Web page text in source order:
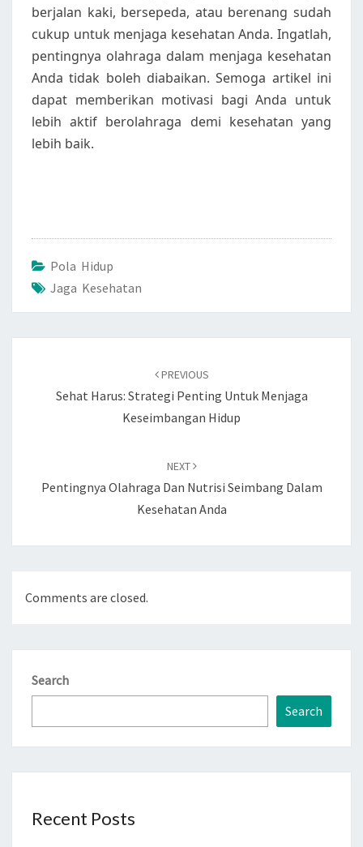
berjalan kaki, bersepeda, atau berenang sudah
cukup untuk menjaga kesehatan Anda. Ingatlah,
pentingnya olahraga dalam menjaga kesehatan
Anda tidak boleh diabaikan. Semoga artikel ini
dapat memberikan motivasi bagi Anda untuk
lebih aktif berolahraga demi kesehatan yang
lebih baik.
Pola Hidup
Jaga Kesehatan
PREVIOUS
Sehat Harus: Strategi Penting Untuk Menjaga
Keseimbangan Hidup
NEXT
Pentingnya Olahraga Dan Nutrisi Seimbang Dalam
Kesehatan Anda
Comments are closed.
Search
Search
Recent Posts